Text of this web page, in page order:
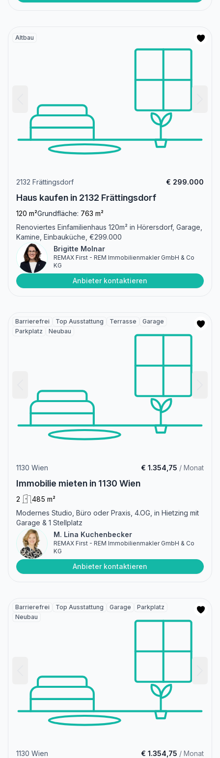
Altbau
2132 Frättingsdorf € 299.000
Haus kaufen in 2132 Frättingsdorf
120 m²Grundfläche: 763 m²
Renoviertes Einfamilienhaus 120m² in Hörersdorf, Garage,
Kamine, Einbauküche, €299.000
Brigitte Molnar
REMAX First - REM Immobilienmakler GmbH & Co
KG
Anbieter kontaktieren
Barrierefrei Top Ausstattung Terrasse
Garage
Parkplatz
Neubau
1130 Wien € 1.354,75 / Monat
Immobilie mieten in 1130 Wien
2
485 m²
Modernes Studio, Büro oder Praxis, 4.OG, in Hietzing mit
Garage & 1 Stellplatz
M. Lina Kuchenbecker
REMAX First - REM Immobilienmakler GmbH & Co
KG
Anbieter kontaktieren
Barrierefrei Top Ausstattung Garage
Parkplatz
Neubau
1130 Wien € 1.354,75 / Monat